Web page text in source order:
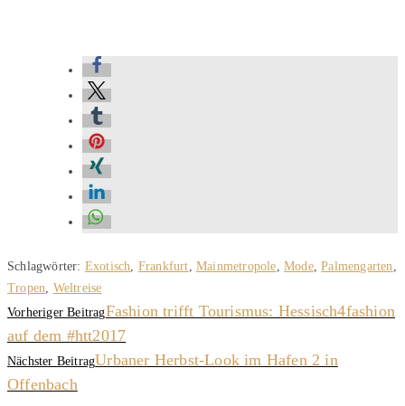
Schlagwörter: Exotisch, Frankfurt, Mainmetropole, Mode, Palmengarten,
Tropen, Weltreise
Vorheriger BeitragFashion trifft Tourismus: Hessisch4fashion
auf dem #htt2017
Nächster BeitragUrbaner Herbst-Look im Hafen 2 in
Offenbach